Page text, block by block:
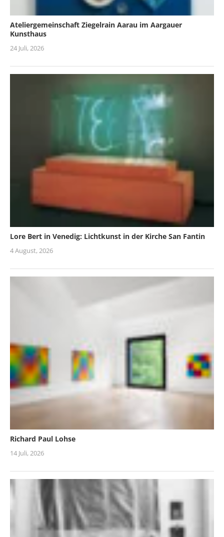
Ateliergemeinschaft Ziegelrain Aarau im Aargauer
Kunsthaus
24 Juli, 2026
Lore Bert in Venedig: Lichtkunst in der Kirche San Fantin
4 August, 2026
Richard Paul Lohse
14 Juli, 2026